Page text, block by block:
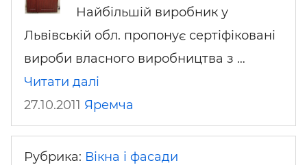
Найбільшій виробник у
Львівській обл. пропонує сертіфіковані
вироби власного виробництва з …
Читати далі
27.10.2011 Яремча
Рубрика: Вікна і фасади